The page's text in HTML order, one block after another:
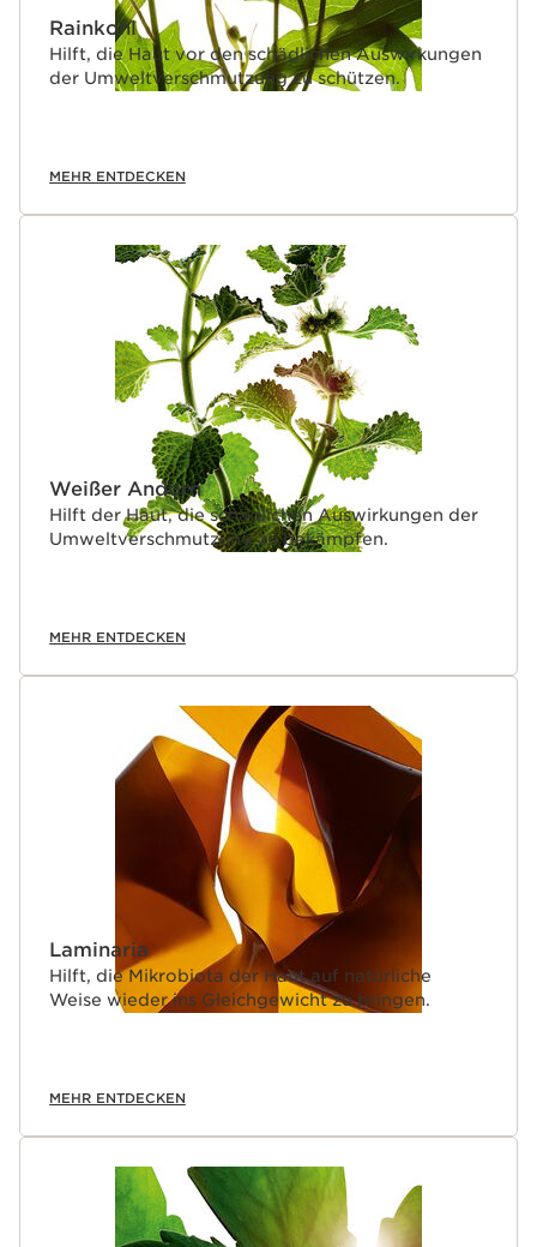
Rainkohl
Hilft, die Haut vor den schädlichen Auswirkungen
der Umweltverschmutzung zu schützen.
MEHR ENTDECKEN
Weißer Andorn
Hilft der Haut, die schädlichen Auswirkungen der
Umweltverschmutzung zu bekämpfen.
MEHR ENTDECKEN
Laminaria
Hilft, die Mikrobiota der Haut auf natürliche
Weise wieder ins Gleichgewicht zu bringen.
MEHR ENTDECKEN